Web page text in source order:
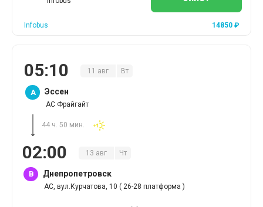
Infobus 14850 ₽
05:10 11 авг Вт
A Эссен
АС Фрайгайт
44 ч. 50 мин.
02:00 13 авг Чт
B Днепропетровск
АС, вул.Курчатова, 10 ( 26-28 платформа )